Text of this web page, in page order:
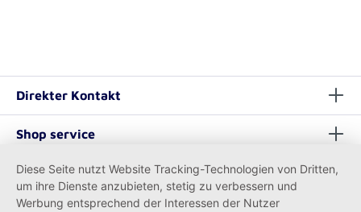
Direkter Kontakt
Shop service
Informationen
Diese Seite nutzt Website Tracking-Technologien von Dritten,
um ihre Dienste anzubieten, stetig zu verbessern und
Werbung entsprechend der Interessen der Nutzer